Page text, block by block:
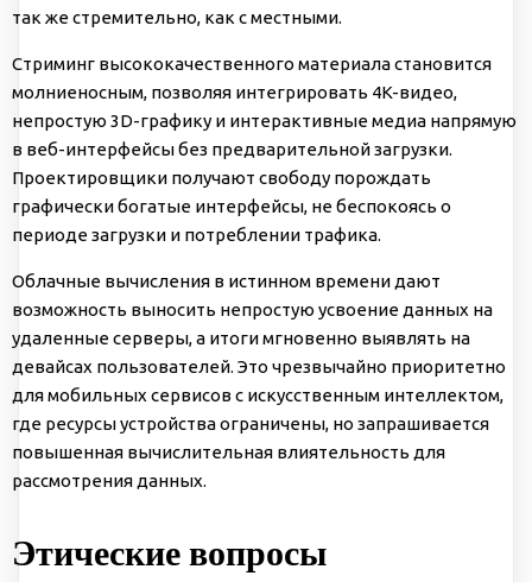
так же стремительно, как с местными.
Стриминг высококачественного материала становится
молниеносным, позволяя интегрировать 4K-видео,
непростую 3D-графику и интерактивные медиа напрямую
в веб-интерфейсы без предварительной загрузки.
Проектировщики получают свободу порождать
графически богатые интерфейсы, не беспокоясь о
периоде загрузки и потреблении трафика.
Облачные вычисления в истинном времени дают
возможность выносить непростую усвоение данных на
удаленные серверы, а итоги мгновенно выявлять на
девайсах пользователей. Это чрезвычайно приоритетно
для мобильных сервисов с искусственным интеллектом,
где ресурсы устройства ограничены, но запрашивается
повышенная вычислительная влиятельность для
рассмотрения данных.
Этические вопросы